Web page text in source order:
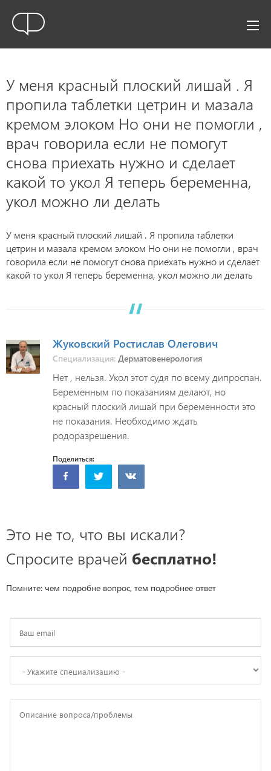
У меня красный плоский лишай . Я
пропила таблетки цетрин и мазала
кремом элоком Но они не помогли ,
врач говорила если не помогут
снова приехать нужно и сделает
какой то укол Я теперь беременна,
укол можно ли делать
У меня красный плоский лишай . Я пропила таблетки
цетрин и мазала кремом элоком Но они не помогли , врач
говорила если не помогут снова приехать нужно и сделает
какой то укол Я теперь беременна, укол можно ли делать
Жуковский Ростислав Олегович
Специализация: Дерматовенерология
Нет , нельзя. Укол этот судя по всему дипроспан.
Беременным по показаниям делают, но
красный плоский лишай при беременности это
не показания. Необходимо ждать
родоразрешения.
Поделиться:
Это не то, что вы искали?
Спросите врачей бесплатно!
Помните: чем подробне вопрос, тем подробнее ответ